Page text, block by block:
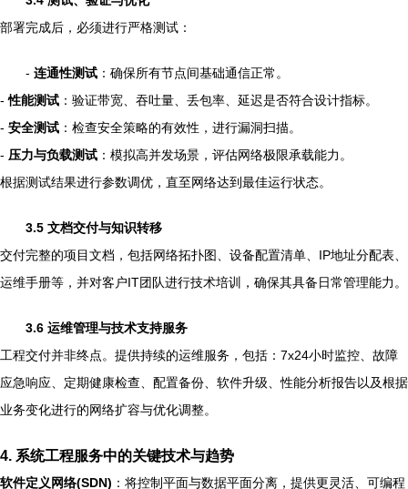
部署完成后，必须进行严格测试：
- 连通性测试 ：确保所有节点间基础通信正常。
-性能测试 ：验证带宽、吞吐量、丢包率、延迟是否符合设计指标。
- 安全测试 ：检查安全策略的有效性，进行漏洞扫描。
- 压力与负载测试 ：模拟高并发场景，评估网络极限承载能力。
根据测试结果进行参数调优，直至网络达到最佳运行状态。
3.5 文档交付与知识转移
交付完整的项目文档，包括网络拓扑图、设备配置清单、IP地址分配表、
运维手册等，并对客户IT团队进行技术培训，确保其具备日常管理能力。
3.6 运维管理与技术支持服务
工程交付并非终点。提供持续的运维服务，包括：7x24小时监控、故障
应急响应、定期健康检查、配置备份、软件升级、性能分析报告以及根据
业务变化进行的网络扩容与优化调整。
4. 系统工程服务中的关键技术与趋势
软件定义网络(SDN) ：将控制平面与数据平面分离，提供更灵活、可编程